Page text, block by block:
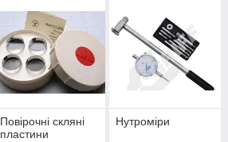
Повірочні скляні
пластини
Нутроміри